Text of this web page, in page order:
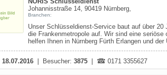
Johannisstraße 14, 90419 Nürnberg,
Branchen:
Unser Schlüsseldienst-Service baut auf über 20
die Frankenmetropole auf. Wir sind eine seriöse
helfen Ihnen in Nürnberg Fürth Erlangen und
18.07.2016 | Besucher: 3875 0171 3355627